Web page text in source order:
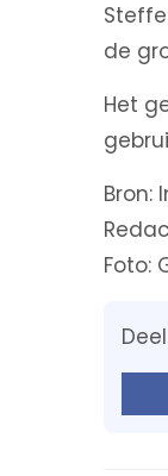
de
Het
Bron:
Foto: